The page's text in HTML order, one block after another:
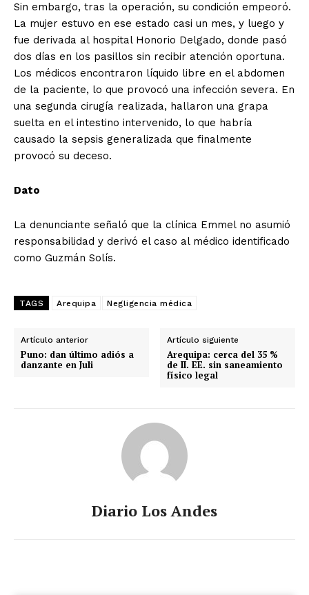
Sin embargo, tras la operación, su condición empeoró.
La mujer estuvo en ese estado casi un mes, y luego y
fue derivada al hospital Honorio Delgado, donde pasó
dos días en los pasillos sin recibir atención oportuna.
Los médicos encontraron líquido libre en el abdomen
de la paciente, lo que provocó una infección severa. En
una segunda cirugía realizada, hallaron una grapa
suelta en el intestino intervenido, lo que habría
causado la sepsis generalizada que finalmente
provocó su deceso.
Dato
La denunciante señaló que la clínica Emmel no asumió
responsabilidad y derivó el caso al médico identificado
como Guzmán Solís.
TAGS Arequipa Negligencia médica
Artículo anterior
Puno: dan último adiós a
danzante en Juli
Artículo siguiente
Arequipa: cerca del 35 %
de II. EE. sin saneamiento
físico legal
Diario Los Andes